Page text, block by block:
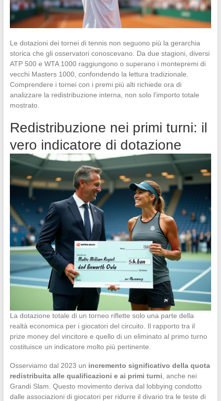
Le dotazioni dei tornei di tennis non seguono più la gerarchia
storica che gli osservatori conoscevano. Da due stagioni, diversi
ATP 500 e WTA 1000 raggiungono o superano i montepremi di
vecchi Masters 1000, confondendo la lettura tradizionale.
Comprendere i tornei con i premi più alti richiede ora di
analizzare la redistribuzione interna, non solo l’importo totale
mostrato.
Redistribuzione nei primi turni: il
vero indicatore di dotazione
La dotazione totale di un torneo riflette solo una parte della
realtà economica per i giocatori del circuito. Il rapporto tra il
prize money del vincitore e quello di un eliminato al primo turno
costituisce un indicatore molto più pertinente.
Osserviamo dal 2023 un incremento significativo della quota
redistribuita alle qualificazioni e ai primi turni , anche nei
Grandi Slam. Questo movimento deriva dal lobbying condotto
dalle associazioni di giocatori per ridurre il divario tra le teste di